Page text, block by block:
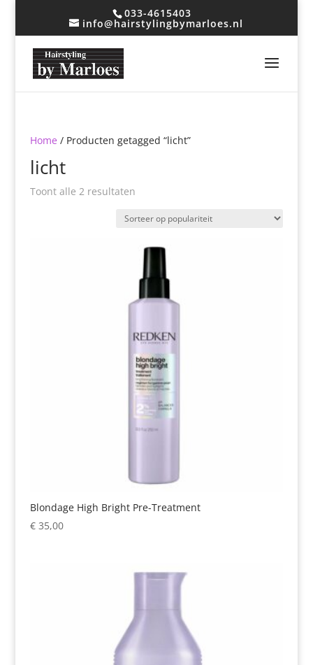
033-4615403
info@hairstylingbymarloes.nl
Home / Producten getagged “licht”
licht
Toont alle 2 resultatenGesorteerd
populariteit
Blondage High Bright Pre-Treatment
€35,00